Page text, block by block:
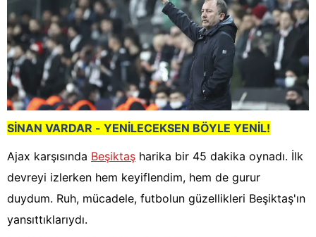
SİNAN VARDAR - YENİLECEKSEN BÖYLE YENİL!
Ajax karşısında Beşiktaş harika bir 45 dakika oynadı. İlk
devreyi izlerken hem keyiflendim, hem de gurur
duydum. Ruh, mücadele, futbolun güzellikleri Beşiktaş'ın
yansıttıklarıydı.